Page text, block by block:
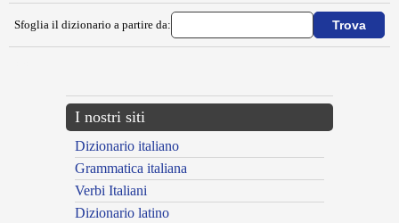
Sfoglia il dizionario a partire da:
I nostri siti
Dizionario italiano
Grammatica italiana
Verbi Italiani
Dizionario latino